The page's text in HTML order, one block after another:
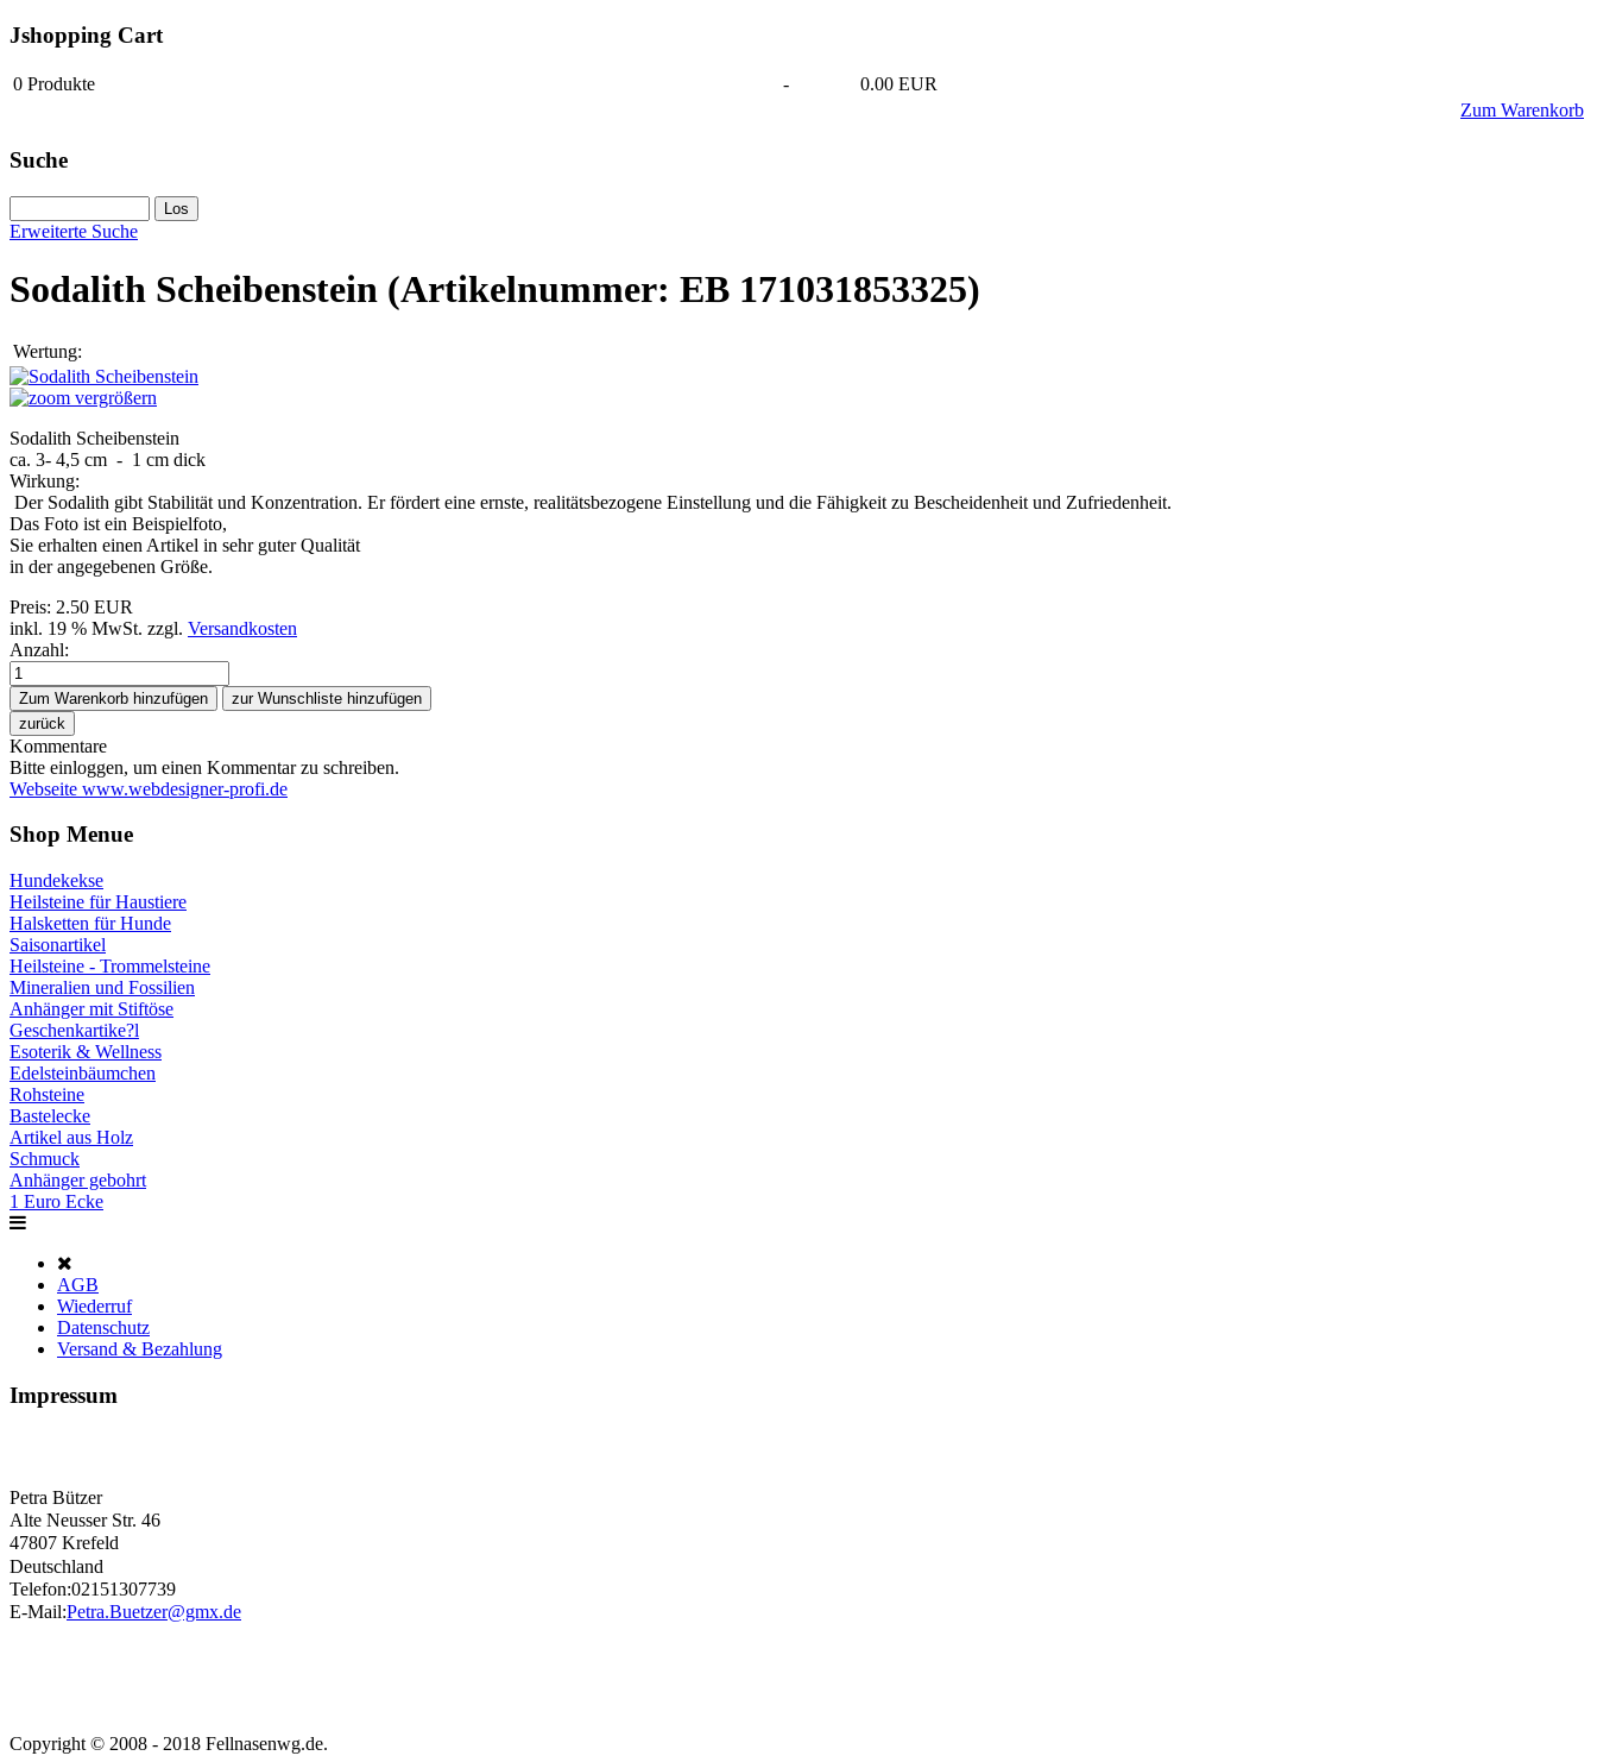
Jshopping Cart
0 Produkte -
0.00 EUR
Zum Warenkorb
Suche
Erweiterte Suche
Sodalith Scheibenstein (Artikelnummer: EB 171031853325)
Wertung:
vergrößern
Sodalith Scheibenstein
ca. 3- 4,5 cm - 1 cm dick
Wirkung:
Der Sodalith gibt Stabilität und Konzentration. Er fördert eine ernste, realitätsbezogene Einstellung und die Fähigkeit zu Bescheidenheit und Zufriedenheit.
Das Foto ist ein Beispielfoto,
Sie erhalten einen Artikel in sehr guter Qualität
in der angegebenen Größe.
Preis: 2.50 EUR
inkl. 19 % MwSt. zzgl. Versandkosten
Anzahl:
Kommentare
Bitte einloggen, um einen Kommentar zu schreiben.
Webseite www.webdesigner-profi.de
Shop Menue
Hundekekse
Heilsteine für Haustiere
Halsketten für Hunde
Saisonartikel
Heilsteine - Trommelsteine
Mineralien und Fossilien
Anhänger mit Stiftöse
Geschenkartike?l
Esoterik & Wellness
Edelsteinbäumchen
Rohsteine
Bastelecke
Artikel aus Holz
Schmuck
Anhänger gebohrt
1 Euro Ecke
AGB
Wiederruf
Datenschutz
Versand & Bezahlung
Impressum
Petra Bützer
Alte Neusser Str. 46
47807 Krefeld
Deutschland
Telefon:02151307739
E-Mail:Petra.Buetzer@gmx.de
Copyright © 2008 - 2018 Fellnasenwg.de.